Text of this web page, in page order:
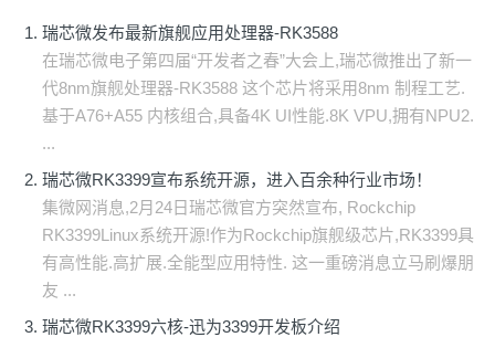
瑞芯微发布最新旗舰应用处理器-RK3588
在瑞芯微电子第四届“开发者之春”大会上,瑞芯微推出了新一
代8nm旗舰处理器-RK3588 这个芯片将采用8nm 制程工艺.
基于A76+A55 内核组合,具备4K UI性能.8K VPU,拥有NPU2.
...
瑞芯微RK3399宣布系统开源，进入百余种行业市场！
集微网消息,2月24日瑞芯微官方突然宣布, Rockchip
RK3399Linux系统开源!作为Rockchip旗舰级芯片,RK3399具
有高性能.高扩展.全能型应用特性. 这一重磅消息立马刷爆朋
友 ...
瑞芯微RK3399六核-迅为3399开发板介绍